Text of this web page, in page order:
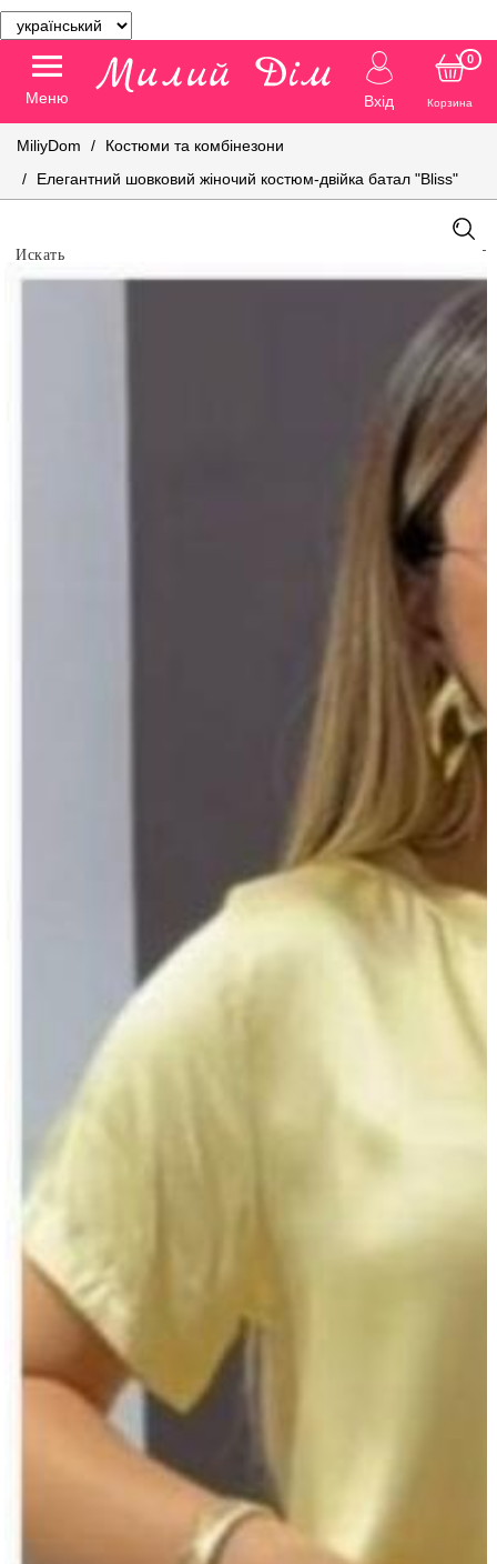
Меню Вхід Корзина
0
MiliyDom
Костюми та комбінезони
Елегантний шовковий жіночий костюм-двійка батал "Bliss"